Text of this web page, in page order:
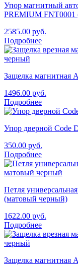
Упор магнитный
PREMIUM FNT0001
2585.00 руб.
Подробнее
Защелка магнитная
1496.00 руб.
Подробнее
Упор дверной Code
350.00 руб.
Подробнее
Петля
(матовый черный)
1622.00 руб.
Подробнее
Защелка магнитная